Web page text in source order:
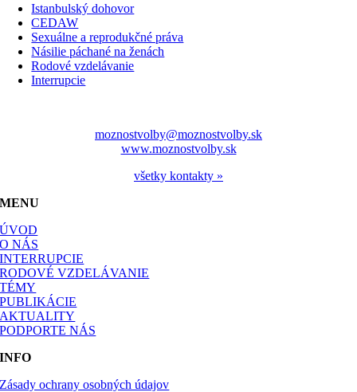
Istanbulský dohovor
CEDAW
Sexuálne a reprodukčné práva
Násilie páchané na ženách
Rodové vzdelávanie
Interrupcie
moznostvolby@moznostvolby.sk
www.moznostvolby.sk
všetky kontakty »
MENU
ÚVOD
O NÁS
INTERRUPCIE
RODOVÉ VZDELÁVANIE
TÉMY
PUBLIKÁCIE
AKTUALITY
PODPORTE NÁS
INFO
Zásady ochrany osobných údajov